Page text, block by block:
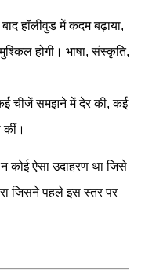
हॉलीवुड में कदम बढ़ाया,
होगी। भाषा, संस्कृति,
चीजें समझने में देर की, कई
कीं।
कोई ऐसा उदाहरण था जिसे
जिसने पहले इस स्तर पर